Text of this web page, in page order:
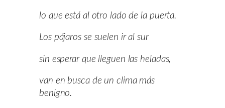
lo que está al otro lado de la puerta.
Los pájaros se suelen ir al sur
sin esperar que lleguen las heladas,
van en busca de un clima más
benigno.